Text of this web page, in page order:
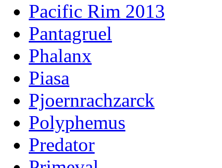
Pacific Rim 2013
Pantagruel
Phalanx
Piasa
Pjoernrachzarck
Polyphemus
Predator